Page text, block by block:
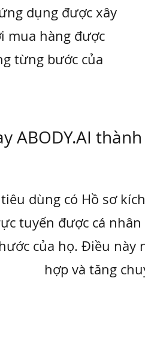
dụng được xây
mua hàng được
từng bước của
ABODY.AI
dùng có Hồ sơ
tuyến được cá
của họ. Điều này
hợp và tăng